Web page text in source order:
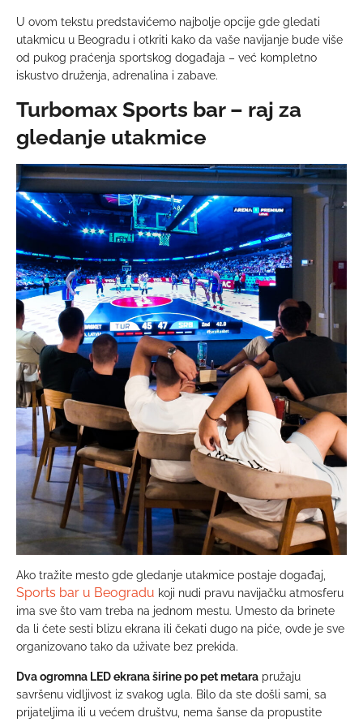
U ovom tekstu predstavićemo najbolje opcije gde gledati
utakmicu u Beogradu i otkriti kako da vaše navijanje bude više
od pukog praćenja sportskog događaja – već kompletno
iskustvo druženja, adrenalina i zabave.
Turbomax Sports bar – raj za
gledanje utakmice
Ako tražite mesto gde gledanje utakmice postaje događaj,
Sports bar u Beogradu koji nudi pravu navijačku atmosferu
ima sve što vam treba na jednom mestu. Umesto da brinete
da li ćete sesti blizu ekrana ili čekati dugo na piće, ovde je sve
organizovano tako da uživate bez prekida.
Dva ogromna LED ekrana širine po pet metara pružaju
savršenu vidljivost iz svakog ugla. Bilo da ste došli sami, sa
prijateljima ili u većem društvu, nema šanse da propustite